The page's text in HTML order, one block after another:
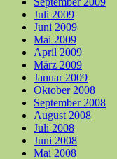
Juli 2009
Juni 2009
Mai 2009
April 2009
März 2009
Januar 2009
Oktober 2008
September 2008
August 2008
Juli 2008
Juni 2008
Mai 2008